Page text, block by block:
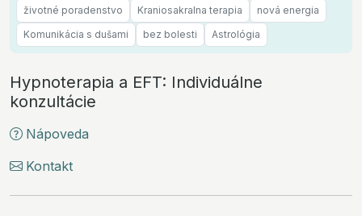
životné poradenstvo
Kraniosakralna terapia
nová energia
Komunikácia s dušami
bez bolesti Astrológia
Hypnoterapia a EFT: Individuálne
konzultácie
Nápoveda
Kontakt